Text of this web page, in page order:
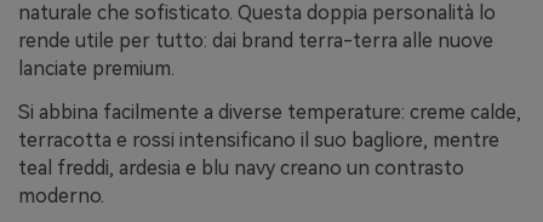
naturale che sofisticato. Questa doppia personalità lo
rende utile per tutto: dai brand terra-terra alle nuove
lanciate premium.
Si abbina facilmente a diverse temperature: creme calde,
terracotta e rossi intensificano il suo bagliore, mentre
teal freddi, ardesia e blu navy creano un contrasto
moderno.